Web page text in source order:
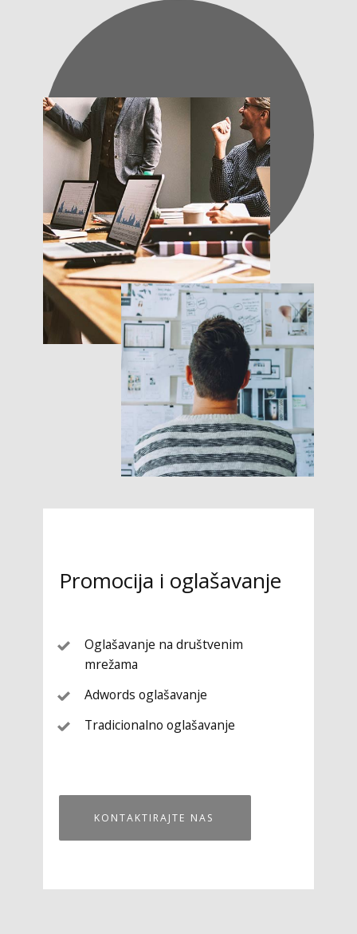
Promocija i oglašavanje
Oglašavanje na društvenim
mrežama
Adwords oglašavanje
Tradicionalno oglašavanje
KONTAKTIRAJTE NAS